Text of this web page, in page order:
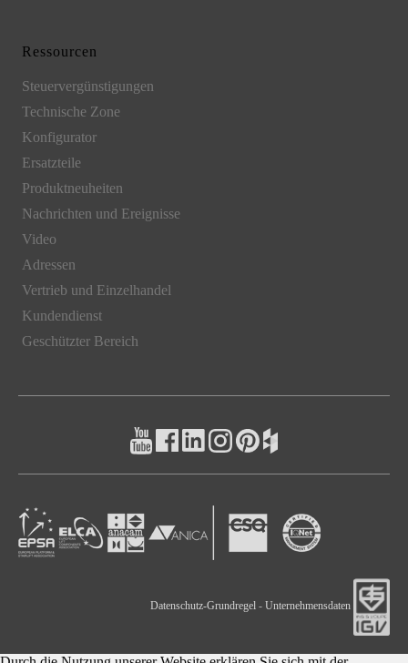
Ressourcen
Steuervergünstigungen
Technische Zone
Konfigurator
Ersatzteile
Produktneuheiten
Nachrichten und Ereignisse
Video
Adressen
Vertrieb und Einzelhandel
Kundendienst
Geschützter Bereich
Datenschutz-Grundregel - Unternehmensdaten